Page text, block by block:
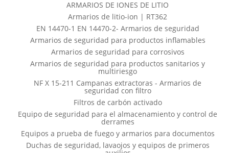
ARMARIOS DE IONES DE LITIO
Armarios de litio-ion | RT362
EN 14470-1 EN 14470-2- Armarios de seguridad
Armarios de seguridad para productos inflamables
Armarios de seguridad para corrosivos
Armarios de seguridad para productos sanitarios y
multiriesgo
NF X 15-211 Campanas extractoras - Armarios de
seguridad con filtro
Filtros de carbón activado
Equipo de seguridad para el almacenamiento y control de
derrames
Equipos a prueba de fuego y armarios para documentos
Duchas de seguridad, lavaojos y equipos de primeros